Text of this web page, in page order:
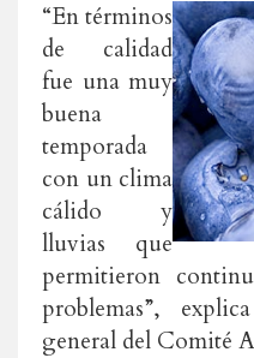
“En términos
de calidad
fue una muy
buena
temporada
con un clima
cálido y
lluvias que
permitieron
problemas”,
general del Comité